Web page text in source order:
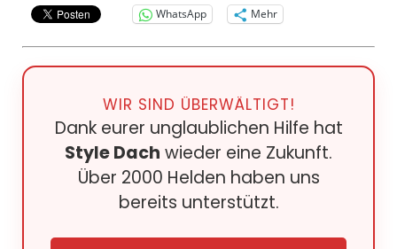
WhatsApp
Mehr
WIR SIND ÜBERWÄLTIGT!
Dank eurer unglaublichen Hilfe hat
Style Dach wieder eine Zukunft.
Über 2000 Helden haben uns
bereits unterstützt.